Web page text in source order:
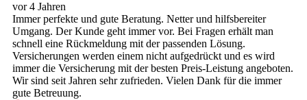
vor 4 Jahren
Immer perfekte und gute Beratung. Netter und hilfsbereiter
Umgang. Der Kunde geht immer vor. Bei Fragen erhält man
schnell eine Rückmeldung mit der passenden Lösung.
Versicherungen werden einem nicht aufgedrückt und es wird
immer die Versicherung mit der besten Preis-Leistung angeboten.
Wir sind seit Jahren sehr zufrieden. Vielen Dank für die immer
gute Betreuung.